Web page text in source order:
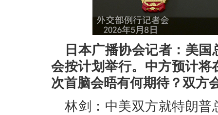
日本广播协会记者：美
会按计划举行。中方预计
次首脑会晤有何期待？双方
林剑：中美双方就特朗普